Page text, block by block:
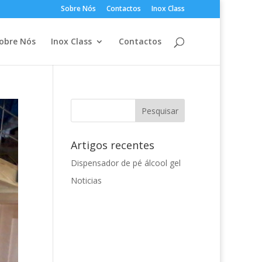
Sobre Nós Contactos Inox Class
Nós Inox Class Contactos
Artigos recentes
Dispensador de pé álcool gel
Noticias